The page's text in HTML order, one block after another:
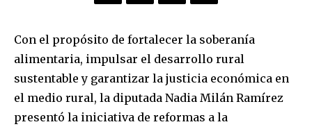
Con el propósito de fortalecer la soberanía
alimentaria, impulsar el desarrollo rural
sustentable y garantizar la justicia económica en
el medio rural, la diputada Nadia Milán Ramírez
presentó la iniciativa de reformas a la